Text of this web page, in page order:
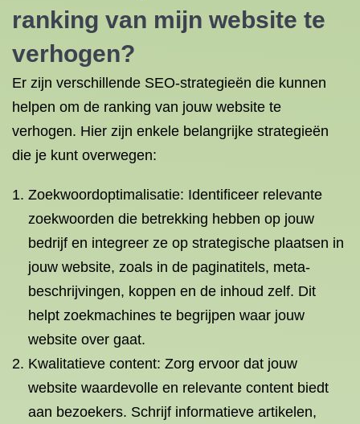
ranking van mijn website te
verhogen?
Er zijn verschillende SEO-strategieën die kunnen
helpen om de ranking van jouw website te
verhogen. Hier zijn enkele belangrijke strategieën
die je kunt overwegen:
Zoekwoordoptimalisatie: Identificeer relevante
zoekwoorden die betrekking hebben op jouw
bedrijf en integreer ze op strategische plaatsen in
jouw website, zoals in de paginatitels, meta-
beschrijvingen, koppen en de inhoud zelf. Dit
helpt zoekmachines te begrijpen waar jouw
website over gaat.
Kwalitatieve content: Zorg ervoor dat jouw
website waardevolle en relevante content biedt
aan bezoekers. Schrijf informatieve artikelen,